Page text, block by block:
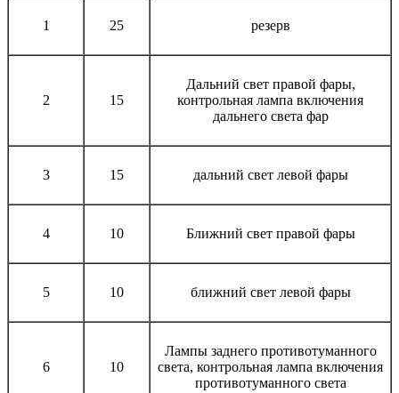
1 25 резерв
2 15
Дальний свет правой фары,
контрольная лампа включения
дальнего света фар
3 15 дальний свет левой фары
4 10 Ближний свет правой фары
5 10 ближний свет левой фары
6 10
Лампы заднего противотуманного
света, контрольная лампа включения
противотуманного света